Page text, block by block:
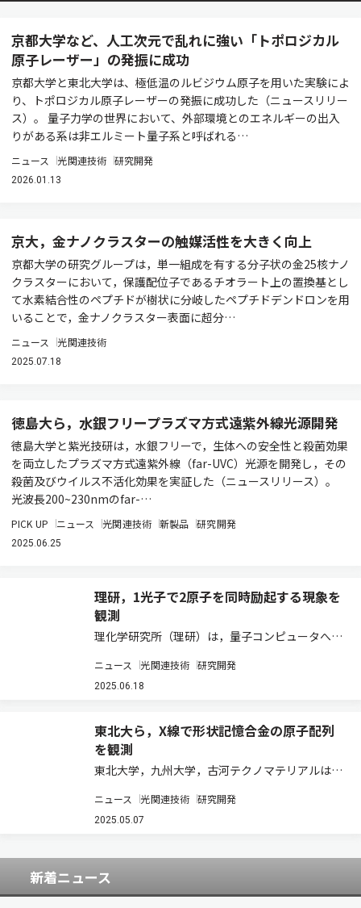
京都大学など、人工次元で乱れに強い「トポロジカル
原⼦レーザー」の発振に成功
京都⼤学と東北⼤学は、極低温のルビジウム原⼦を⽤いた実験によ
り、トポロジカル原⼦レーザーの発振に成功した（ニュースリリー
ス）。 量⼦⼒学の世界において、外部環境とのエネルギーの出⼊
りがある系は⾮エルミート量⼦系と呼ばれる…
ニュース 光関連技術 研究開発
2026.01.13
京大，金ナノクラスターの触媒活性を大きく向上
京都大学の研究グループは，単一組成を有する分子状の金25核ナノ
クラスターにおいて，保護配位子であるチオラート上の置換基とし
て水素結合性のペプチドが樹状に分岐したペプチドデンドロンを用
いることで，金ナノクラスター表面に超分…
ニュース 光関連技術
2025.07.18
徳島大ら，水銀フリープラズマ方式遠紫外線光源開発
徳島大学と紫光技研は，水銀フリーで，生体への安全性と殺菌効果
を両立したプラズマ方式遠紫外線（far-UVC）光源を開発し，その
殺菌及びウイルス不活化効果を実証した（ニュースリリース）。
光波長200~230nmのfar-…
PICK UP ニュース 光関連技術 新製品 研究開発
2025.06.25
理研，1光子で2原子を同時励起する現象を
観測
理化学研究所（理研）は，量子コンピュータへの
を用いて，1光子が2原子を同時励起する現象を観
測した（ニュースリリース）。 通常1光子は原子
ニュース 光関連技術 研究開発
2025.06.18
東北大ら，X線で形状記憶合金の原子配列
を観測
東北大学，九州大学，古河テクノマテリアルは，
（Cu），アルミニウム（Al），マンガン（Mn）
系形状記憶合金の原子の並びを観測した。また，
ニュース 光関連技術 研究開発
2025.05.07
新着ニュース